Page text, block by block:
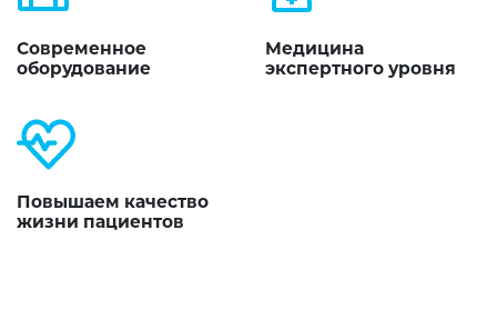
Современное
оборудование
Медицина
экспертного уровня
Повышаем качество
жизни пациентов